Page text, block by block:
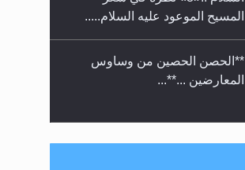
المسيح الموعود عليه السلام.....
**الحصن الحصين من وساوس
المعارضين ...**...
متطلَّبات التّحريك الجديد...